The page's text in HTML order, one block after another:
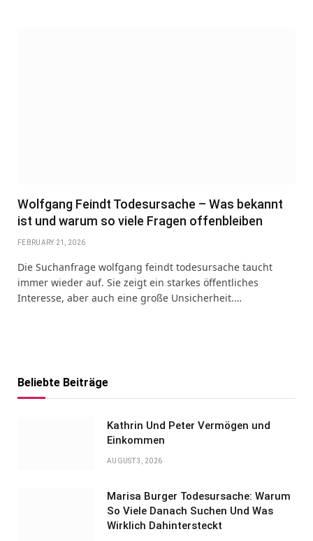
Wolfgang Feindt Todesursache – Was bekannt
ist und warum so viele Fragen offenbleiben
FEBRUARY 21, 2026
Die Suchanfrage wolfgang feindt todesursache taucht
immer wieder auf. Sie zeigt ein starkes öffentliches
Interesse, aber auch eine große Unsicherheit.…
Beliebte Beiträge
Kathrin Und Peter Vermögen und
Einkommen
AUGUST 3, 2026
Marisa Burger Todesursache: Warum
So Viele Danach Suchen Und Was
Wirklich Dahintersteckt